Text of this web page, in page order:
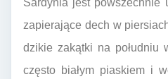
Sardynia jest powszechnie
zapierające dech w
dzikie zakątki na południu
często białym piaskiem i